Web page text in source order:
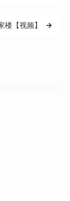
【视频】